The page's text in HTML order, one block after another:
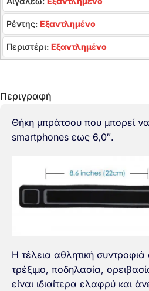
Ρέντης: Εξαντλημένο
Περιστέρι: Εξαντλημένο
Περιγραφή
Θήκη μπράτσου που μπορεί
smartphones εως 6,0″.
Η τέλεια αθλητική συντροφιά
τρέξιμο, ποδηλασία,
είναι ιδιαίτερα ελαφρύ και